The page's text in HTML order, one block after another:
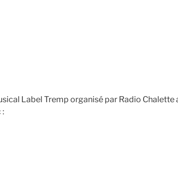
Label Tremp organisé par Radio Chalette
: